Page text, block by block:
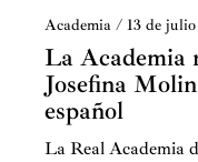
Academia / 13 de
La Academia
Josefina
español
La Real Academia